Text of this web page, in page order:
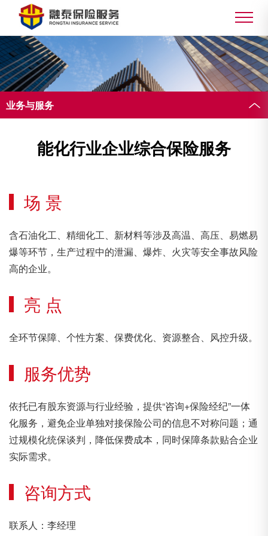
业务与服务
能化行业企业综合保险服务
场 景
含石油化工、精细化工、新材料等涉及高温、高压、易燃易
爆等环节，生产过程中的泄漏、爆炸、火灾等安全事故风险
高的企业。
亮 点
全环节保障、个性方案、保费优化、资源整合、风控升级。
服务优势
依托已有股东资源与行业经验，提供“咨询+保险经纪”一体
化服务，避免企业单独对接保险公司的信息不对称问题；通
过规模化统保谈判，降低保费成本，同时保障条款贴合企业
实际需求。
咨询方式
联系人：李经理